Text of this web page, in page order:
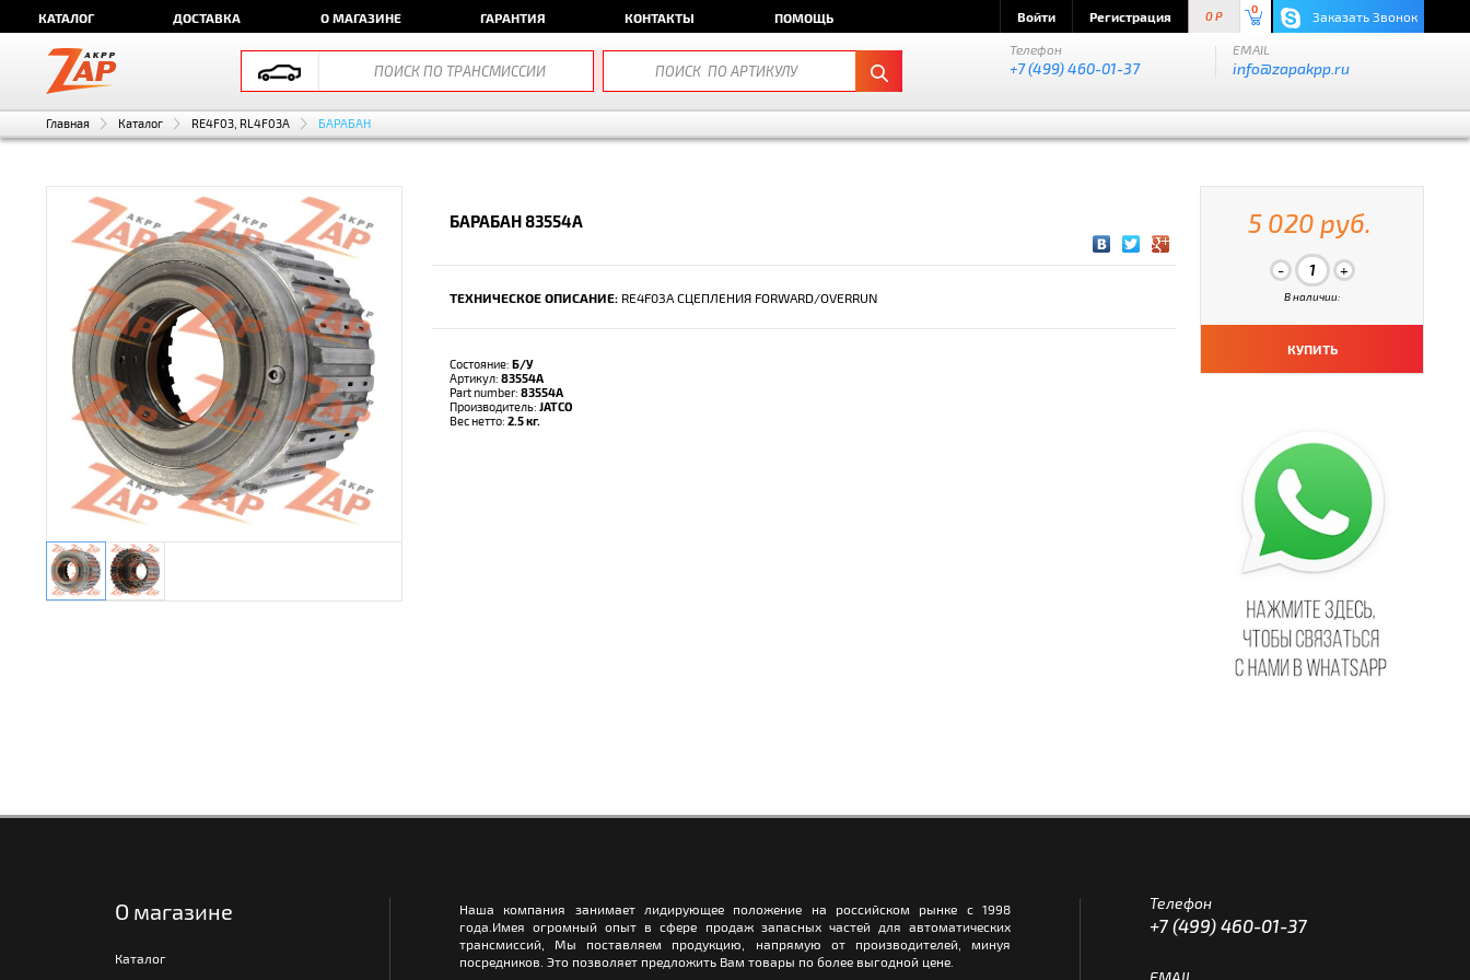
КАТАЛОГ ДОСТАВКА О МАГАЗИНЕ ГАРАНТИЯ КОНТАКТЫ ПОМОЩЬ Войти Регистрация 0 P
0 Заказать Звонок
Телефон
+7 (499) 460-01-37
EMAIL
info@zapakpp.ru
Главная Каталог RE4F03, RL4F03A БАРАБАН
БАРАБАН 83554A
ТЕХНИЧЕСКОЕ ОПИСАНИЕ: RE4F03A СЦЕПЛЕНИЯ FORWARD/OVERRUN
Состояние: Б/У
Артикул: 83554A
Part number: 83554A
Производитель: JATCO
Вес нетто: 2.5 кг.
5 020 руб.
В наличии:
КУПИТЬ
О магазине
Каталог
Наша компания занимает лидирующее положение на российском рынке с 1998
года.Имея огромный опыт в сфере продаж запасных частей для автоматических
трансмиссий, Мы поставляем продукцию, напрямую от производителей, минуя
посредников. Это позволяет предложить Вам товары по более выгодной цене.
Телефон
+7 (499) 460-01-37